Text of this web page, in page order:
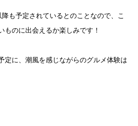
も予定されているとのことなので、こ
ものに出会えるか楽しみです！
定に、潮風を感じながらのグルメ体験は